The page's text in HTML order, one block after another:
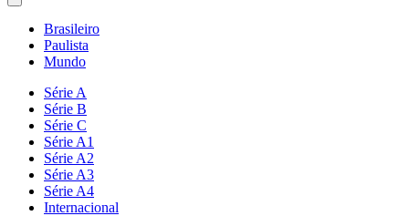
Brasileiro
Paulista
Mundo
Série A
Série B
Série C
Série A1
Série A2
Série A3
Série A4
Internacional